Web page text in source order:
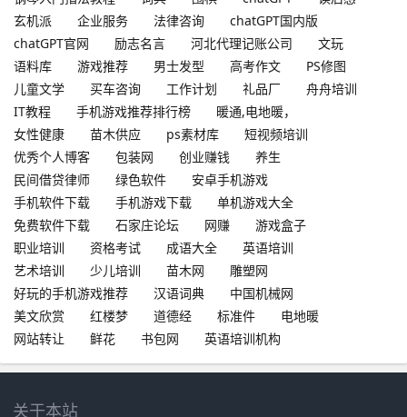
玄机派
企业服务 法律咨询
chatGPT国内版
chatGPT官网
励志名言 河北代理记账公司
文玩
语料库
游戏推荐 男士发型 高考作文
PS修图
儿童文学
买车咨询 工作计划 礼品厂
舟舟培训
IT教程
手机游戏推荐排行榜
暖通,电地暖，
女性健康
苗木供应 ps素材库
短视频培训
优秀个人博客
包装网 创业赚钱
养生
民间借贷律师
绿色软件
安卓手机游戏
手机软件下载
手机游戏下载
单机游戏大全
免费软件下载
石家庄论坛 网赚
游戏盒子
职业培训
资格考试 成语大全
英语培训
艺术培训
少儿培训 苗木网
雕塑网
好玩的手机游戏推荐
汉语词典
中国机械网
美文欣赏
红楼梦 道德经 标准件
电地暖
网站转让
鲜花 书包网 英语培训机构
关于本站